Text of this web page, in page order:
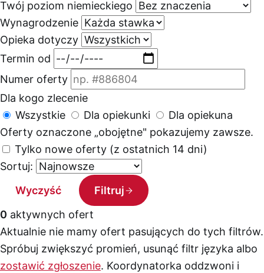
Twój poziom niemieckiego
Wynagrodzenie
Opieka dotyczy
Termin od
Numer oferty
Dla kogo zlecenie
Wszystkie
Dla opiekunki
Dla opiekuna
Oferty oznaczone „obojętne" pokazujemy zawsze.
Tylko nowe oferty (z ostatnich 14 dni)
Sortuj:
Wyczyść
Filtruj
0 aktywnych ofert
Aktualnie nie mamy ofert pasujących do tych filtrów.
Spróbuj zwiększyć promień, usunąć filtr języka albo
zostawić zgłoszenie. Koordynatorka oddzwoni i